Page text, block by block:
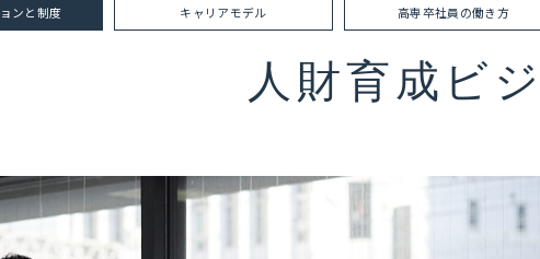
ンと制度 キャリアモデル 高専卒社員の働き方
人財育成ビ